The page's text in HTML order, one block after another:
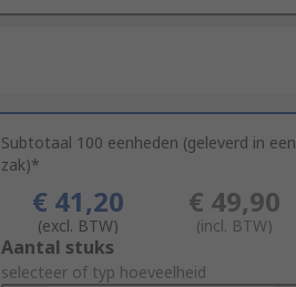
Subtotaal 100 eenheden (geleverd in een
zak)*
€ 41,20
(excl. BTW)
€ 49,90
(incl. BTW)
Add
to
Aantal stuks
selecteer of typ hoeveelheid